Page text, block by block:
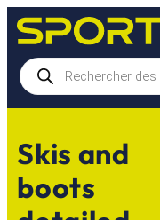
Aller
au
contenu
Recherche
de
produits
Skis and
boots